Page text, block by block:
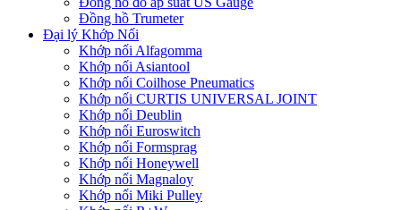
Đồng hồ Trumeter
Đại lý Khớp Nối
Khớp nối Alfagomma
Khớp nối Asiantool
Khớp nối Coilhose Pneumatics
Khớp nối CURTIS UNIVERSAL JOINT
Khớp nối Deublin
Khớp nối Euroswitch
Khớp nối Formsprag
Khớp nối Honeywell
Khớp nối Magnaloy
Khớp nối Miki Pulley